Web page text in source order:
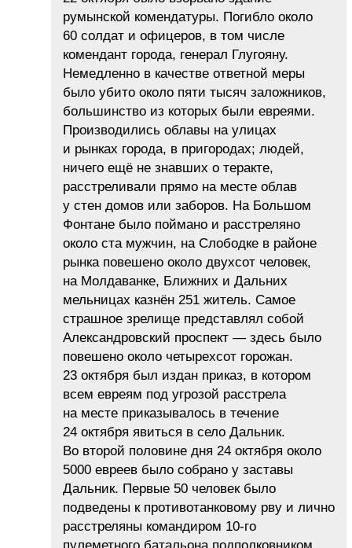
румынской комендатуры. Погибло около
60 солдат и офицеров, в том числе
комендант города, генерал Глугояну.
Немедленно в качестве ответной меры
было убито около пяти тысяч заложников,
большинство из которых были евреями.
Производились облавы на улицах
и рынках города, в пригородах; людей,
ничего ещё не знавших о теракте,
расстреливали прямо на месте облав
у стен домов или заборов. На Большом
Фонтане было поймано и расстреляно
около ста мужчин, на Слободке в районе
рынка повешено около двухсот человек,
на Молдаванке, Ближних и Дальних
мельницах казнён 251 житель. Самое
страшное зрелище представлял собой
Александровский проспект — здесь было
повешено около четырехсот горожан.
23 октября был издан приказ, в котором
всем евреям под угрозой расстрела
на месте приказывалось в течение
24 октября явиться в село Дальник.
Во второй половине дня 24 октября около
5000 евреев было собрано у заставы
Дальник. Первые 50 человек было
подведены к противотанковому рву и лично
расстреляны командиром 10-го